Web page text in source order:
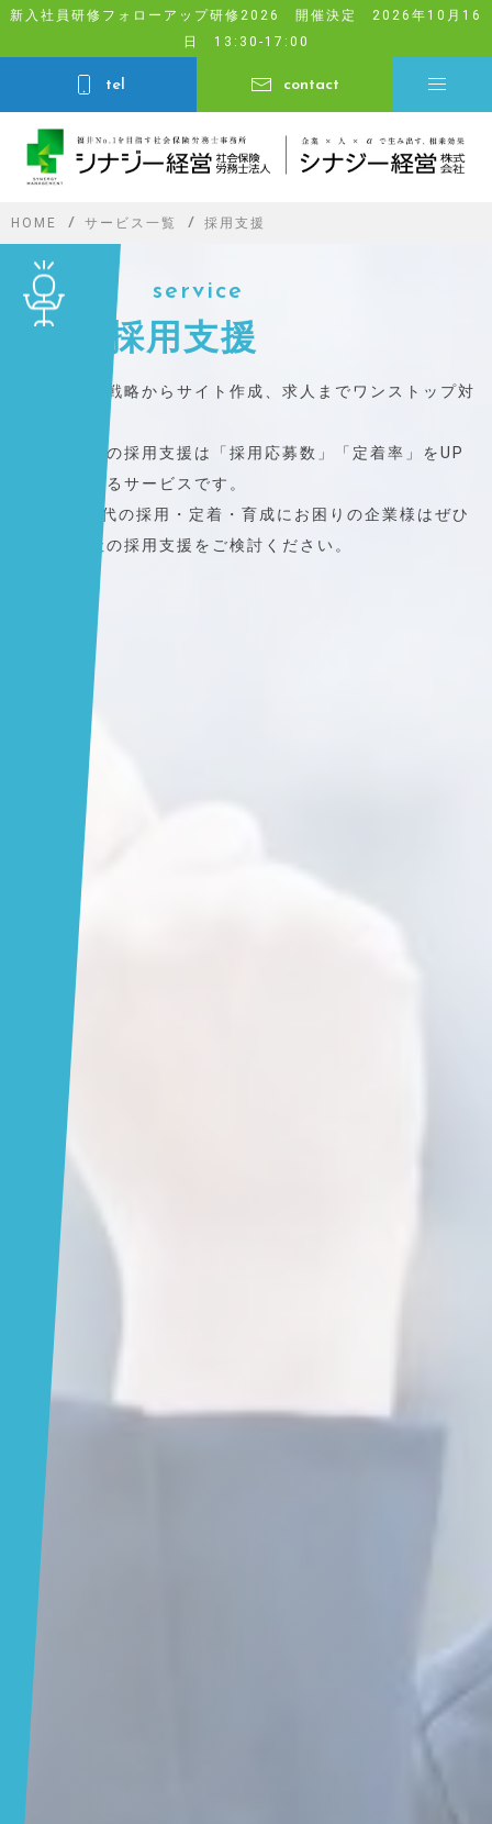
Skip
新入社員研修フォローアップ研修2026 開催決定 2026年10月16
日 13:30-17:00
tel contact
HOME サービス一覧 採用支援
採用支援
採用戦略からサイト作成、求人までワンストップ対
当社の採用支援は「採用応募数」「定着率」をUP
させるサービスです。
Z世代の採用・定着・育成にお困りの企業様はぜひ
当社の採用支援をご検討ください。